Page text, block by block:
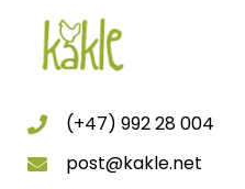
(+47) 992 28 004
post@kakle.net